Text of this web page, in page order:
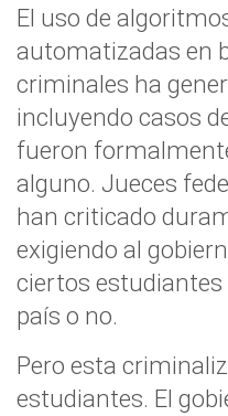
El uso de
automatizadas en
criminales ha
incluyendo casos
fueron
alguno. Jueces
han criticado
exigiendo al
ciertos estudiantes
país o no.
Pero esta
estudiantes. El